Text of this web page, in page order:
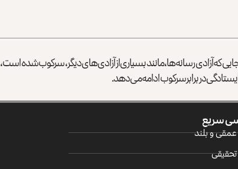
که آزادی رسانه‌ها، مانند بسیاری از آزادی‌های دیگر، سرکوب شده است،
در برابر سرکوب ادامه می‌دهد.
سریع
و بلند